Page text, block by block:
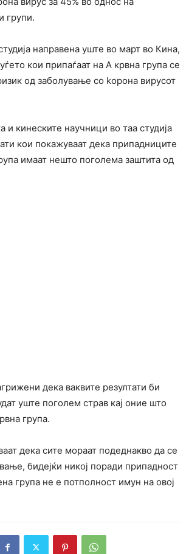
групи.
направена уште во март во Кина,
кои припаѓаат на А крвна група се
од заболување со kopoна вирусот
и кинеските научници во таа студија
кои покажуваат дека припадниците
имаат нешто поголема заштита од
дека ваквите резултати би
уште поголем страв кај оние што
група.
дека сите мораат подеднакво да се
бидејќи никој поради припадност
група не е потполност имун на овој